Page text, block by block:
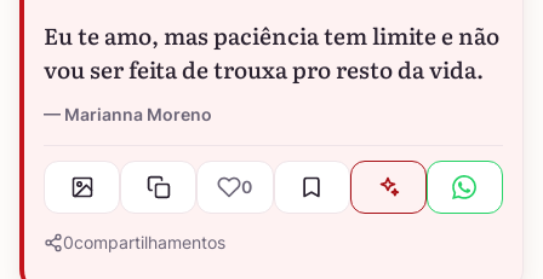
Eu te amo, mas paciência tem limite e não
vou ser feita de trouxa pro resto da vida.
Marianna Moreno
0
0compartilhamentos